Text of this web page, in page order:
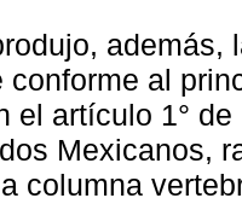
conforme al
el artículo 1°
Mexicanos,
columna